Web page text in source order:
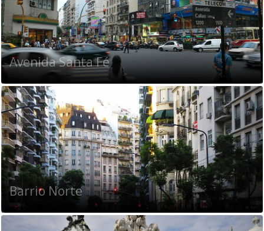
Avenida Santa Fé
Barrio Norte